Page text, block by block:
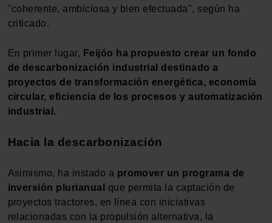
"coherente, ambiciosa y bien efectuada", según ha
criticado.
En primer lugar, Feijóo ha propuesto crear un fondo
de descarbonización industrial destinado a
proyectos de transformación energética, economía
circular, eficiencia de los procesos y automatización
industrial.
Hacia la descarbonización
Asimismo, ha instado a promover un programa de
inversión plurianual
que permita la captación de
proyectos tractores, en línea con iniciativas
relacionadas con la propulsión alternativa, la